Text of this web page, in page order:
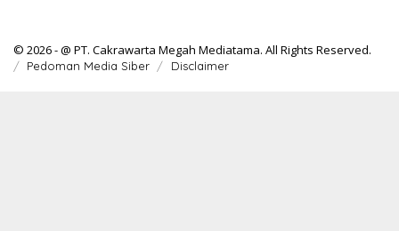
© 2026 - @ PT. Cakrawarta Megah Mediatama. All Rights Reserved.
Pedoman Media Siber Disclaimer